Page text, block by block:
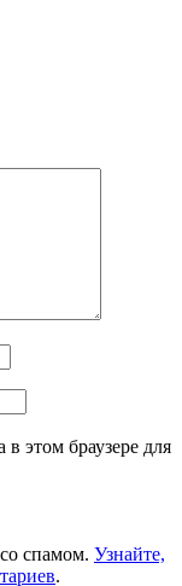
этом браузере для
спамом. Узнайте,
.